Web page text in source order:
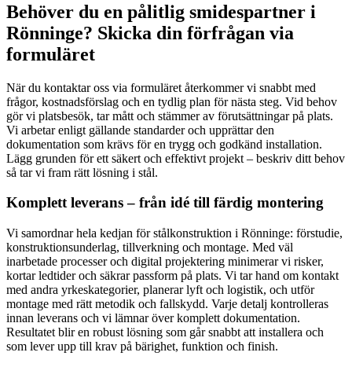
Behöver du en pålitlig smidespartner i
Rönninge? Skicka din förfrågan via
formuläret
När du kontaktar oss via formuläret återkommer vi snabbt med
frågor, kostnadsförslag och en tydlig plan för nästa steg. Vid behov
gör vi platsbesök, tar mått och stämmer av förutsättningar på plats.
Vi arbetar enligt gällande standarder och upprättar den
dokumentation som krävs för en trygg och godkänd installation.
Lägg grunden för ett säkert och effektivt projekt – beskriv ditt behov
så tar vi fram rätt lösning i stål.
Komplett leverans – från idé till färdig montering
Vi samordnar hela kedjan för stålkonstruktion i Rönninge: förstudie,
konstruktionsunderlag, tillverkning och montage. Med väl
inarbetade processer och digital projektering minimerar vi risker,
kortar ledtider och säkrar passform på plats. Vi tar hand om kontakt
med andra yrkeskategorier, planerar lyft och logistik, och utför
montage med rätt metodik och fallskydd. Varje detalj kontrolleras
innan leverans och vi lämnar över komplett dokumentation.
Resultatet blir en robust lösning som går snabbt att installera och
som lever upp till krav på bärighet, funktion och finish.